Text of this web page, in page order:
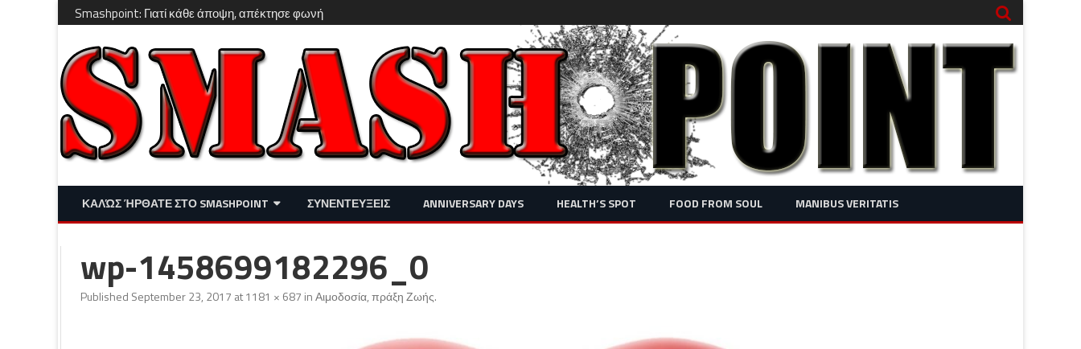
Smashpoint: Γιατί κάθε άποψη, απέκτησε φωνή
Skip
content
ΚΑΛΏΣ ΉΡΘΑΤΕ ΣΤΟ SMASHPOINT
ΔΙΑΣΚΈΔΑΣΗ – LIFESTYLE
ΣΥΝΕΝΤΕΥΞΕΙΣ ANNIVERSARY DAYS HEALTH’S SPOT FOOD FROM SOUL MANIBUS VERITATIS
wp-1458699182296_0
Published September 23, 2017 at1181 × 687 inΑιμοδοσία, πράξη Ζωής.